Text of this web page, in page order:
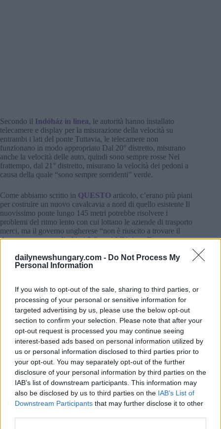
dailynewshungary.com - Do Not Process My
Personal Information
If you wish to opt-out of the sale, sharing to third parties, or
processing of your personal or sensitive information for
targeted advertising by us, please use the below opt-out
section to confirm your selection. Please note that after your
opt-out request is processed you may continue seeing
interest-based ads based on personal information utilized by
us or personal information disclosed to third parties prior to
your opt-out. You may separately opt-out of the further
disclosure of your personal information by third parties on the
IAB’s list of downstream participants. This information may
also be disclosed by us to third parties on the IAB’s List of
Downstream Participants that may further disclose it to other
Secondo il Indóház in linea, le autorità hanno installato
telecamere e display per la misurazione della velocità su
entrambi i lati del ponte Tuttavia, le telecamere non
funzionano in modo appropriato Dal 20° distretto, misurano
anche la velocità delle auto, quindi sono sempre rosse Nel
frattempo, dal 21° distretto, misurano la velocità dei pedoni a
causa della quale “sono sempre sorridenti” verde.
Come abbiamo scritto in QUESTO articolo, c’erano più piani
per costruire un nuovo cavalcavia a nord di quello esistente Il
nuovissimo ponte lungo 145 metri potrebbe risolvere i
problemi del ritmo lento con cui lottano le aziende di trasporto
merci, ma il governo ungherese “non è riuscito a trovare il
denaro per esso negli ultimi 2-3 anni L’Unione Europea
non poteva essere d’accordo con il Commissione europea
quei fondi sono rimasti congelati.